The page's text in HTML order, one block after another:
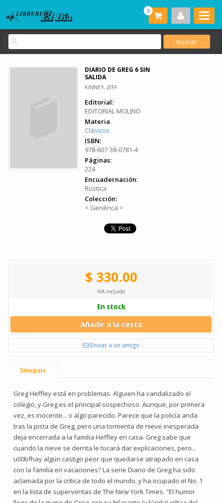
0
DIARIO DE GREG 6 SIN
SALIDA
KINNEY, JEFF
Editorial:
EDITORIAL MOLINO
Materia
Clásicos
ISBN:
978-607-38-0781-4
Páginas:
224
Encuadernación:
Rústica
Colección:
< Genérica >
$ 330.00
IVA incluido
En stock
Añadir a la cesta
Enviar a un amigo
Sinopsis
Greg Heffley está en problemas. Alguien ha vandalizado el
colegio, y Greg es el principal sospechoso. Aunque, por primera
vez, es inocente... o algo parecido. Parece que la policía anda
tras la pista de Greg, pero una tormenta de nieve inesperada
deja encerrada a la familia Heffley en casa. Greg sabe que
cuando la nieve se derrita le tocará dar explicaciones, pero...
u00bfhay algún castigo peor que quedarse atrapado en casa
con la familia en vacaciones? La serie Diario de Greg ha sido
aclamada por la crítica de todo el mundo, y ha ocupado el No. 1
en la lista de superventas de The New York Times. "El humor